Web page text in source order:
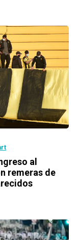
al
remeras de